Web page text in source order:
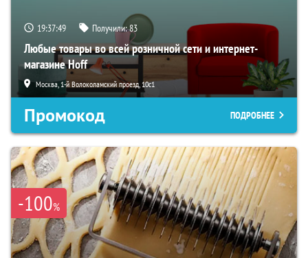
19:37:48 Получили:83
Любые товары во всей розничной сети и интернет-
магазине Hoff
Москва, 1-й Волоколамский проезд, 10с1
Промокод ПОДРОБНЕЕ
-100%